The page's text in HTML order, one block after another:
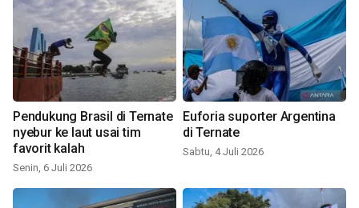
Pendukung Brasil di Ternate
nyebur ke laut usai tim
favorit kalah
Senin, 6 Juli 2026
Euforia suporter Argentina
di Ternate
Sabtu, 4 Juli 2026